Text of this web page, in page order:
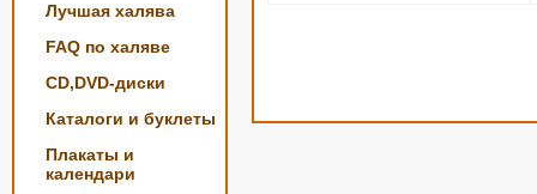
Лучшая халява
FAQ по халяве
CD,DVD-диски
Каталоги и буклеты
Плакаты и
календари